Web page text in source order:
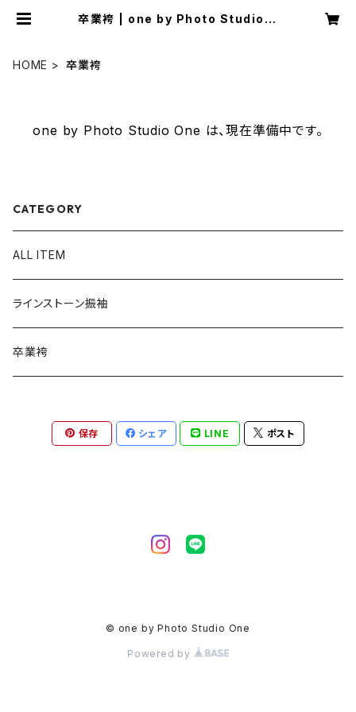
卒業袴 | one by Photo Studio O
HOME 卒業袴
one by Photo Studio One は、現在準備中です。
CATEGORY
ALL ITEM
ラインストーン振袖
卒業袴
保存 シェア LINE ポスト
© one by Photo Studio One
Powered by